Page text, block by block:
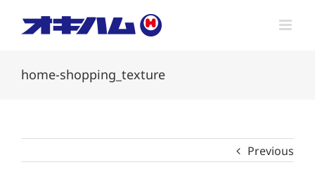
home-shopping_texture
Previous